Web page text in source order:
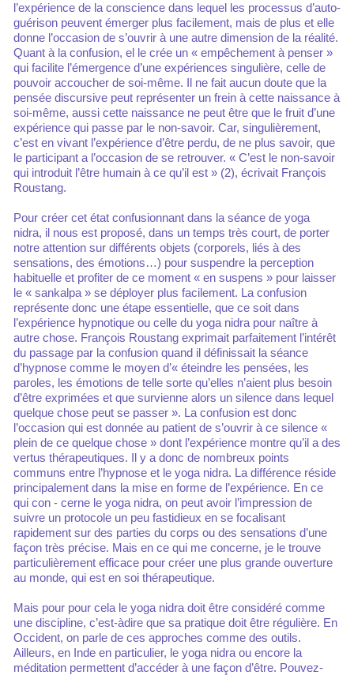
l’expérience de la conscience dans lequel les processus d’auto-
guérison peuvent émerger plus facilement, mais de plus et elle
donne l’occasion de s’ouvrir à une autre dimension de la réalité.
Quant à la confusion, el le crée un « empêchement à penser »
qui facilite l’émergence d’une expériences singulière, celle de
pouvoir accoucher de soi-même. Il ne fait aucun doute que la
pensée discursive peut représenter un frein à cette naissance à
soi-même, aussi cette naissance ne peut être que le fruit d’une
expérience qui passe par le non-savoir. Car, singulièrement,
c’est en vivant l’expérience d’être perdu, de ne plus savoir, que
le participant a l’occasion de se retrouver. « C’est le non-savoir
qui introduit l’être humain à ce qu’il est » (2), écrivait François
Roustang.
Pour créer cet état confusionnant dans la séance de yoga
nidra, il nous est proposé, dans un temps très court, de porter
notre attention sur différents objets (corporels, liés à des
sensations, des émotions…) pour suspendre la perception
habituelle et profiter de ce moment « en suspens » pour laisser
le « sankalpa » se déployer plus facilement. La confusion
représente donc une étape essentielle, que ce soit dans
l’expérience hypnotique ou celle du yoga nidra pour naître à
autre chose. François Roustang exprimait parfaitement l’intérêt
du passage par la confusion quand il définissait la séance
d’hypnose comme le moyen d’« éteindre les pensées, les
paroles, les émotions de telle sorte qu’elles n’aient plus besoin
d’être exprimées et que survienne alors un silence dans lequel
quelque chose peut se passer ». La confusion est donc
l’occasion qui est donnée au patient de s’ouvrir à ce silence «
plein de ce quelque chose » dont l’expérience montre qu’il a des
vertus thérapeutiques. Il y a donc de nombreux points
communs entre l’hypnose et le yoga nidra. La différence réside
principalement dans la mise en forme de l’expérience. En ce
qui con - cerne le yoga nidra, on peut avoir l’impression de
suivre un protocole un peu fastidieux en se focalisant
rapidement sur des parties du corps ou des sensations d’une
façon très précise. Mais en ce qui me concerne, je le trouve
particulièrement efficace pour créer une plus grande ouverture
au monde, qui est en soi thérapeutique.
Mais pour pour cela le yoga nidra doit être considéré comme
une discipline, c’est-àdire que sa pratique doit être régulière. En
Occident, on parle de ces approches comme des outils.
Ailleurs, en Inde en particulier, le yoga nidra ou encore la
méditation permettent d’accéder à une façon d’être. Pouvez-